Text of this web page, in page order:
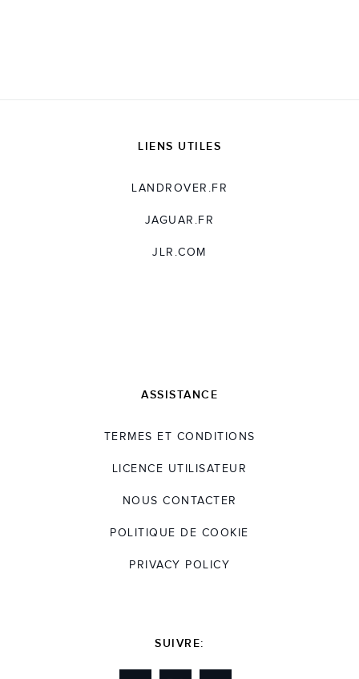
LIENS UTILES
LANDROVER.FR
JAGUAR.FR
JLR.COM
ASSISTANCE
TERMES ET CONDITIONS
LICENCE UTILISATEUR
NOUS CONTACTER
POLITIQUE DE COOKIE
PRIVACY POLICY
SUIVRE: